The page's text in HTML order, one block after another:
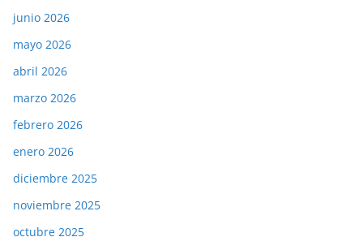
junio 2026
mayo 2026
abril 2026
marzo 2026
febrero 2026
enero 2026
diciembre 2025
noviembre 2025
octubre 2025